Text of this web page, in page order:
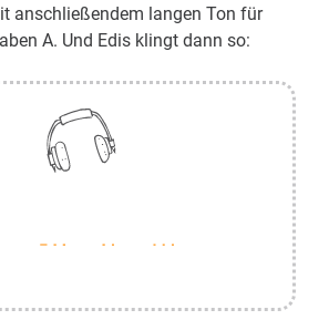
anschließendem langen Ton für
A. Und Edis klingt dann so: